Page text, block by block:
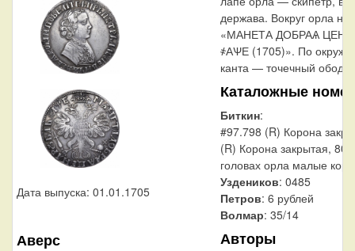
Дата выпуска: 01.01.1705
Аверс
держава. Вокруг орла
«МАНЕТА ДОБРАѦ ЦЕНА
҂АѰЕ (1705)». По
канта — точечный
Каталожные
Биткин:
#97.798 (R) Корона
(R) Корона закрытая,
головах орла малые
Уздеников: 0485
Петров: 6 рублей
Волмар: 35/14
Авторы